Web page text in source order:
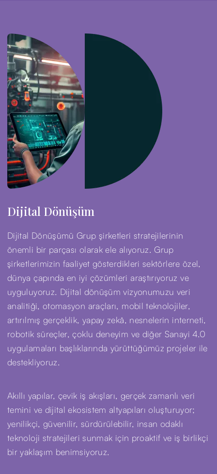
Dijital Dönüşüm
Dijital Dönüşümü Grup şirketleri stratejilerinin
önemli bir parçası olarak ele alıyoruz. Grup
şirketlerimizin faaliyet gösterdikleri sektörlere özel,
dünya çapında en iyi çözümleri araştırıyoruz ve
uyguluyoruz. Dijital dönüşüm vizyonumuzu veri
analitiği, otomasyon araçları, mobil teknolojiler,
artırılmış gerçeklik, yapay zekâ, nesnelerin interneti,
robotik süreçler, çoklu deneyim ve diğer Sanayi 4.0
uygulamaları başlıklarında yürüttüğümüz projeler ile
destekliyoruz.
Akıllı yapılar, çevik iş akışları, gerçek zamanlı veri
temini ve dijital ekosistem altyapıları oluşturuyor;
yenilikçi, güvenilir, sürdürülebilir, insan odaklı
teknoloji stratejileri sunmak için proaktif ve iş birlikçi
bir yaklaşım benimsiyoruz.